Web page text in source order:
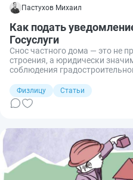
Пастухов Михаил
Как подать
Госуслуги
Снос частного дома — это не
строения, а юридически
соблюдения
самостоятельно без
нужно. На самом деле даже
закон обязывает заранее
пройти эту процедуру онлайн
Физлицу
Статьи